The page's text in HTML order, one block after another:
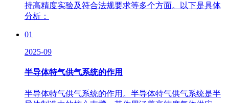
持高精度实验及符合法规要求等多个方面。以下是具体
分析：
01
2025-09
半导体特气供气系统的作用
半导体特气供气系统的作用。半导体特气供气系统是半